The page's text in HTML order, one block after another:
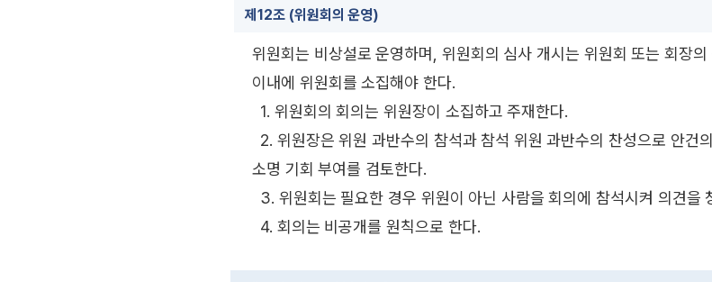
제12조 (위원회의 운영)
위원회는 비상설로 운영하며, 위원회의 심사 개시는 위원회 또는 회장
이내에 위원회를 소집해야 한다.
1. 위원회의 회의는 위원장이 소집하고 주재한다.
2. 위원장은 위원 과반수의 참석과 참석 위원 과반수의 찬성으로 안건
소명 기회 부여를 검토한다.
3. 위원회는 필요한 경우 위원이 아닌 사람을 회의에 참석시켜 의견을
4. 회의는 비공개를 원칙으로 한다.